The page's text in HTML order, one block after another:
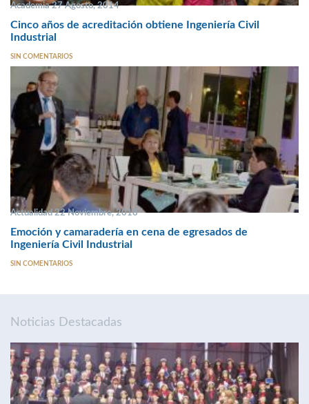
Academia 27 Agosto, 2014
Cinco años de acreditación obtiene Ingeniería Civil
Industrial
SIN COMENTARIOS
Actualidad 22 Noviembre, 2018
Emoción y camaradería en cena de egresados de
Ingeniería Civil Industrial
SIN COMENTARIOS
Noticias Destacadas